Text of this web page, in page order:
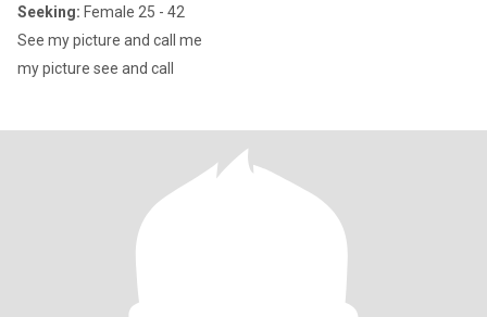
Seeking: Female 25 - 42
See my picture and call me
my picture see and call